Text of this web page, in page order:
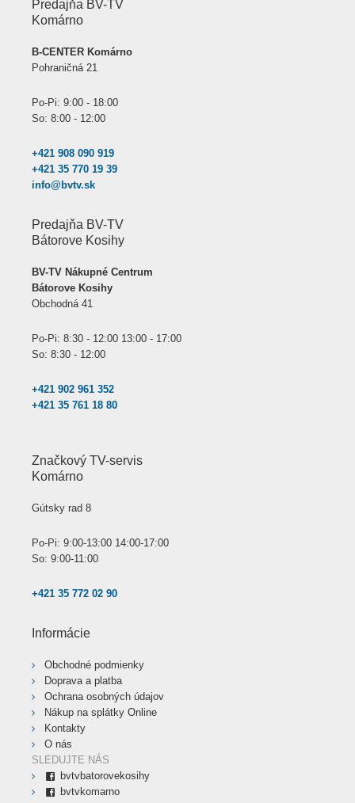
Predajňa BV-TV
Komárno
B-CENTER Komárno
Pohraničná 21
Po-Pi: 9:00 - 18:00
So: 8:00 - 12:00
+421 908 090 919
+421 35 770 19 39
info@bvtv.sk
Predajňa BV-TV
Bátorove Kosihy
BV-TV Nákupné Centrum
Bátorove Kosihy
Obchodná 41
Po-Pi: 8:30 - 12:00 13:00 - 17:00
So: 8:30 - 12:00
+421 902 961 352
+421 35 761 18 80
Značkový TV-servis
Komárno
Gútsky rad 8
Po-Pi: 9:00-13:00 14:00-17:00
So: 9:00-11:00
+421 35 772 02 90
Informácie
Obchodné podmienky
Doprava a platba
Ochrana osobných údajov
Nákup na splátky Online
Kontakty
O nás
SLEDUJTE NÁS
bvtvbatorovekosihy
bvtvkomarno